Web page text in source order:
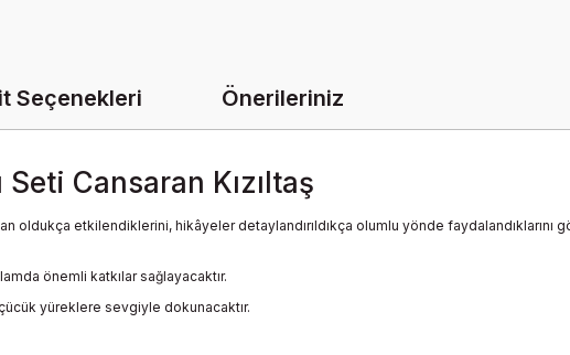
Seçenekleri Önerileriniz
Cansaran Kızıltaş
oldukça etkilendiklerini, hikâyeler detaylandırıldıkça olumlu yönde
önemli katkılar sağlayacaktır.
yüreklere sevgiyle dokunacaktır.